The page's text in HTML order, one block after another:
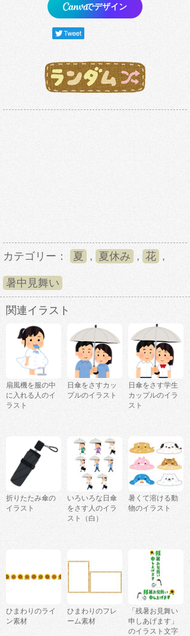
でデザイン
カテゴリー： 夏 , 夏休み , 花 ,
暑中見舞い
関連イラスト
扇風機を服の中
に入れる人のイ
ラスト
日傘をさすカッ
プルのイラスト
日傘をさす学生
カップルのイラ
スト
折りたたみ傘の
イラスト
いろいろな日傘
をさす人のイラ
スト（白）
暑くて溶ける動
物のイラスト
ひまわりのライ
ン素材
ひまわりのフレ
ーム素材
「残暑お見舞い
申しあげます」
のイラスト文字